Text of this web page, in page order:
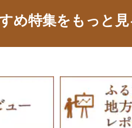
め特集をもっと